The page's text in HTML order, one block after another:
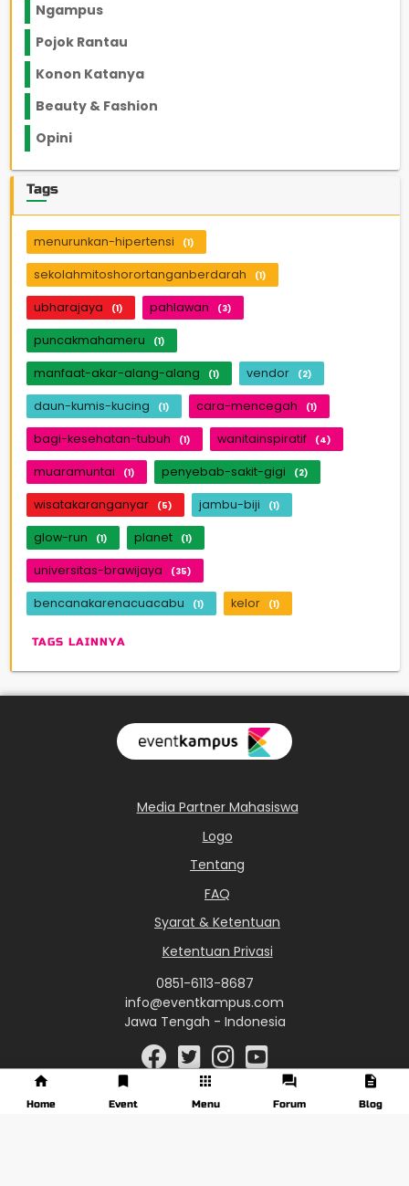
Ngampus
Pojok Rantau
Konon Katanya
Beauty & Fashion
Opini
Tags
menurunkan-hipertensi (1)
sekolahmitoshorortanganberdarah (1)
ubharajaya (1) pahlawan (3)
puncakmahameru (1)
manfaat-akar-alang-alang (1) vendor (2)
daun-kumis-kucing (1) cara-mencegah (1)
bagi-kesehatan-tubuh (1) wanitainspiratif (4)
muaramuntai (1) penyebab-sakit-gigi (2)
wisatakaranganyar (5) jambu-biji (1)
glow-run (1) planet (1)
universitas-brawijaya (35)
bencanakarenacuacabu (1) kelor (1)
TAGS LAINNYA
Media Partner Mahasiswa
Logo
Tentang
FAQ
Syarat & Ketentuan
Ketentuan Privasi
0851-6113-8687
info@eventkampus.com
Jawa Tengah - Indonesia
Home Event Menu Forum Blog